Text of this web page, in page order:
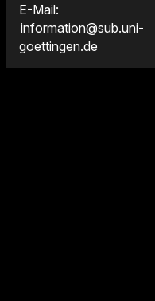
E-Mail:
information@sub.uni-
goettingen.de